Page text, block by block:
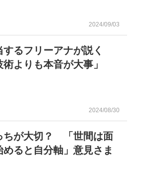
2024/09/03
するフリーアナが説く
よりも本音が大事」
2024/08/30
ちが大切？ 「世間は面
ると自分軸」意見さま